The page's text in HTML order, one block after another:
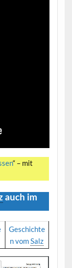
“ – mit
auch im
Geschichte
n vom Salz